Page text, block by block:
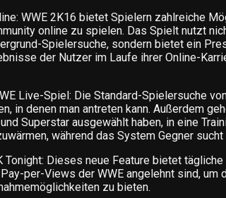
WWE 2K16 bietet Spielern zahlreiche
online zu spielen. Das Spielt nutzt
Spielersuche, sondern bietet ein
der Nutzer im Laufe ihrer Online-
Live-Spiel: Die Standard-Spielersuche
in denen man antreten kann. Außerdem
Superstar ausgewählt haben, in eine
während das System Gegner
Tonight: Dieses neue Feature bietet
per-Views der WWE angelehnt sind, um
zu bieten.